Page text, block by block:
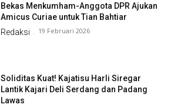
Bekas Menkumham-Anggota DPR Ajukan
Amicus Curiae untuk Tian Bahtiar
Redaksi - 19 Februari 2026
Soliditas Kuat! Kajatisu Harli Siregar
Lantik Kajari Deli Serdang dan Padang
Lawas